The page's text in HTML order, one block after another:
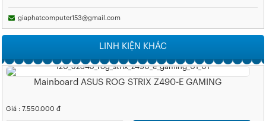
giaphatcomputer153@gmail.com
LINH KIỆN KHÁC
Mainboard ASUS ROG STRIX Z490-E GAMING
Giá : 7.550.000 đ